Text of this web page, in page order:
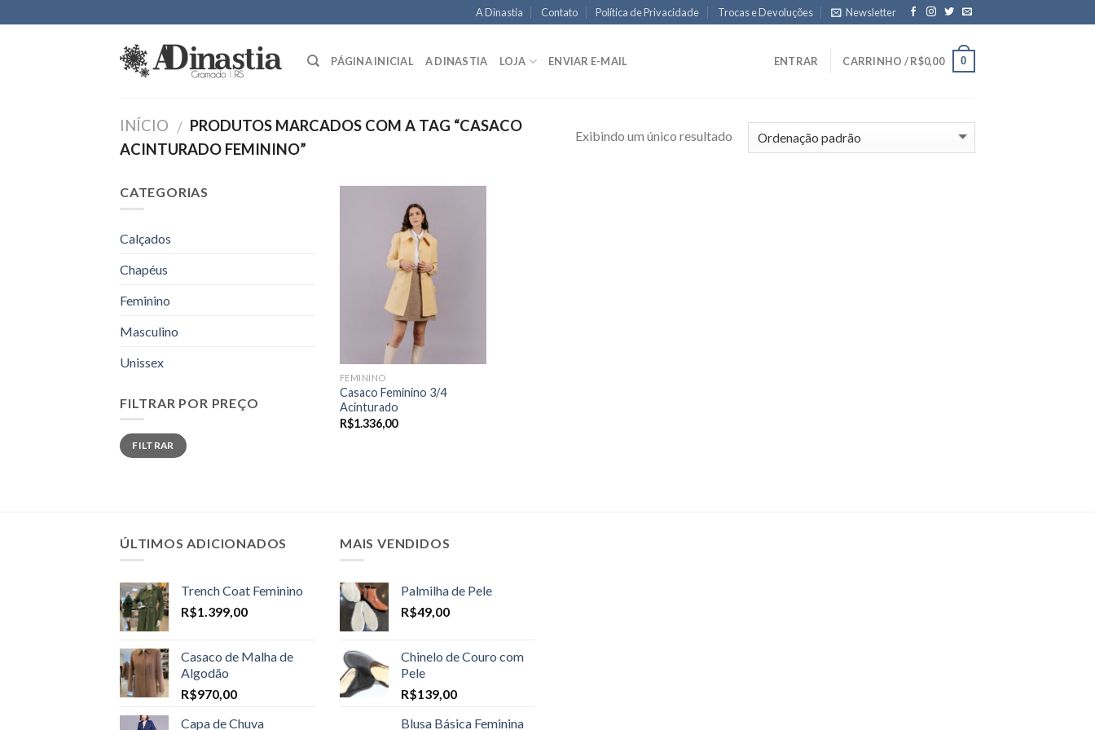
to
A Dinastia Contato Política de Privacidade Trocas e Devoluções Newsletter
PÁGINA INICIAL A DINASTIA LOJA ENVIAR E-MAIL ENTRAR CARRINHO /R$0,00 0
INÍCIO / PRODUTOS MARCADOS COM A TAG “CASACO
ACINTURADO FEMININO”
Exibindo um único resultado
CATEGORIAS
Calçados
Chapéus
Feminino
Masculino
Unissex
FILTRAR POR PREÇO
Preço
mínimo
Preço
máximo
FILTRAR
FEMININO
Casaco Feminino 3/4
Acinturado
R$1.336,00
ÚLTIMOS ADICIONADOS
Trench Coat Feminino
R$1.399,00
Casaco de Malha de
Algodão
R$970,00
Capa de Chuva
MAIS VENDIDOS
Palmilha de Pele
R$49,00
Chinelo de Couro com
Pele
R$139,00
Blusa Básica Feminina